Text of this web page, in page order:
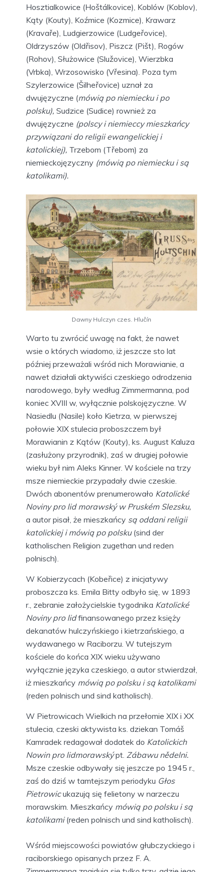
Hosztialkowice (Hoštálkovice), Koblów (Koblov),
Kąty (Kouty), Koźmice (Kozmice), Krawarz
(Kravaře), Ludgierzowice (Ludgeřovice),
Oldrzyszów (Oldřisov), Piszcz (Pišt), Rogów
(Rohov), Służowice (Služovice), Wierzbka
(Vrbka), Wrzosowisko (Vřesina). Poza tym
Szylerzowice (Šilheřovice) uznał za
dwujęzyczne (mówią po niemiecku i po
polsku), Sudzice (Sudice) rownież za
dwujęzyczne (polscy i niemieccy mieszkańcy
przywiązani do religii ewangelickiej i
katolickiej), Trzebom (Třebom) za
niemieckojęzyczny (mówią po niemiecku i są
katolikami).
Dawny Hulczyn czes. Hlučín
Warto tu zwrócić uwagę na fakt, że nawet
wsie o których wiadomo, iż jeszcze sto lat
później przeważali wśród nich Morawianie, a
nawet działali aktywiści czeskiego odrodzenia
narodowego, były według Zimmermanna, pod
koniec XVIII w, wyłącznie polskojęzyczne. W
Nasiedlu (Nasile) koło Kietrza, w pierwszej
połowie XIX stulecia proboszczem był
Morawianin z Kątów (Kouty), ks. August Kaluza
(zasłużony przyrodnik), zaś w drugiej połowie
wieku był nim Aleks Kinner. W kościele na trzy
msze niemieckie przypadały dwie czeskie.
Dwóch abonentów prenumerowało Katolické
Noviny pro lid morawský w Pruském Slezsku,
a autor pisał, że mieszkańcy są oddani religii
katolickiej i mówią po polsku (sind der
katholischen Religion zugethan und reden
polnisch).
W Kobierzycach (Kobeřice) z inicjatywy
proboszcza ks. Emila Bitty odbyło się, w 1893
r., zebranie założycielskie tygodnika Katolické
Noviny pro lidfinansowanego przez księży
dekanatów hulczyńskiego i kietrzańskiego, a
wydawanego w Raciborzu. W tutejszym
kościele do końca XIX wieku używano
wyłącznie języka czeskiego, a autor stwierdzał,
iż mieszkańcy mówią po polsku i są katolikami
(reden polnisch und sind katholisch).
W Pietrowicach Wielkich na przełomie XIX i XX
stulecia, czeski aktywista ks. dziekan Tomáš
Kamradek redagował dodatek do Katolickich
Nowin pro lidmorawskýpt. Zábawu nědelni.
Msze czeskie odbywały się jeszcze po 1945 r.,
zaś do dziś w tamtejszym periodyku Głos
Pietrowicukazują się felietony w narzeczu
morawskim. Mieszkańcy mówią po polsku i są
katolikami(reden polnisch und sind katholisch).
Wśród miejscowości powiatów głubczyckiego i
raciborskiego opisanych przez F. A.